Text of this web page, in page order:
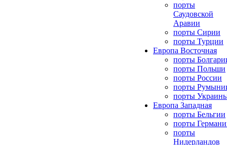
порты
Саудовской
Аравии
порты Сирии
порты Турции
Европа Восточная
порты
порты Польши
порты России
порты
порты
Европа Западная
порты Бельгии
порты
порты
Нидерландов